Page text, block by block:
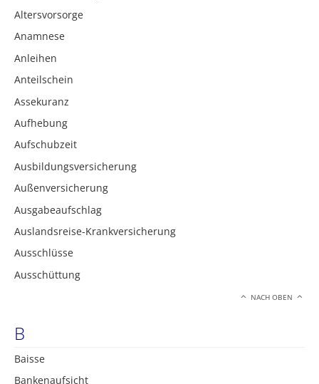
Altersvorsorge
Anamnese
Anleihen
Anteilschein
Assekuranz
Aufhebung
Aufschubzeit
Ausbildungsversicherung
Außenversicherung
Ausgabeaufschlag
Auslandsreise-Krankversicherung
Ausschlüsse
Ausschüttung
NACH OBEN
B
Baisse
Bankenaufsicht